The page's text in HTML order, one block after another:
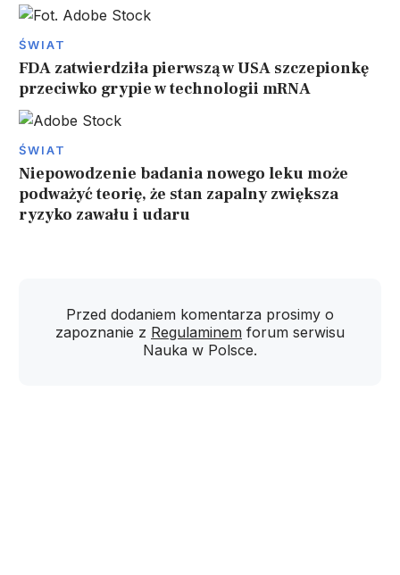
ŚWIAT
FDA zatwierdziła pierwszą w USA szczepionkę
przeciwko grypie w technologii mRNA
ŚWIAT
Niepowodzenie badania nowego leku może
podważyć teorię, że stan zapalny zwiększa
ryzyko zawału i udaru
Przed dodaniem komentarza prosimy o
zapoznanie z Regulaminem forum serwisu
Nauka w Polsce.